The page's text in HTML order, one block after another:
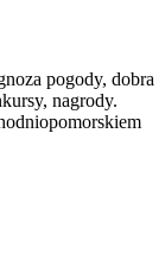
pogody, dobra
nagrody.